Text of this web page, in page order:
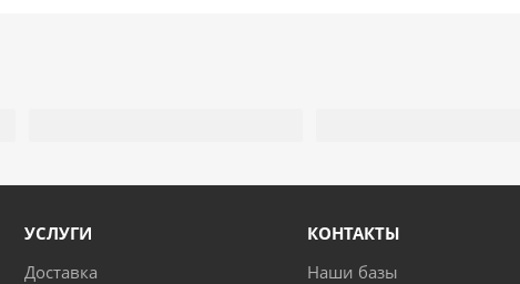
УСЛУГИ
Доставка
КОНТАКТЫ
Наши базы